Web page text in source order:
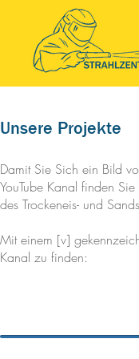
Unsere Projekte
Damit Sie Sich ein Bild
YouTube Kanal finden
des Trockeneis- und
Mit einem [v]
Kanal zu finden: